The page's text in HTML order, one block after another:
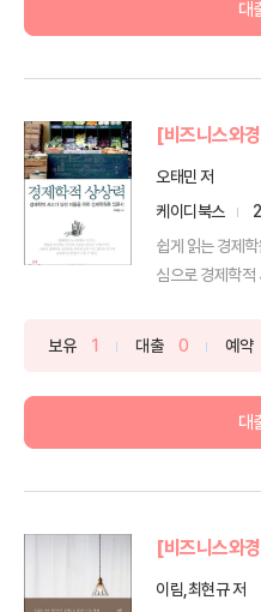
대
[비즈니스와
오태민 저
케이디북스
쉽게 읽는 경제
심으로 경제학적
보유 1 대출 0 예약
대
[비즈니스와
이림,최현규 저